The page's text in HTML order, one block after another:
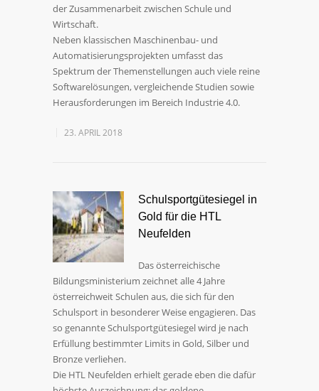
der Zusammenarbeit zwischen Schule und
Wirtschaft.
Neben klassischen Maschinenbau- und
Automatisierungsprojekten umfasst das
Spektrum der Themenstellungen auch viele reine
Softwarelösungen, vergleichende Studien sowie
Herausforderungen im Bereich Industrie 4.0.
23. APRIL 2018
Schulsportgütesiegel in
Gold für die HTL
Neufelden
Das österreichische
Bildungsministerium zeichnet alle 4 Jahre
österreichweit Schulen aus, die sich für den
Schulsport in besonderer Weise engagieren. Das
so genannte Schulsportgütesiegel wird je nach
Erfüllung bestimmter Limits in Gold, Silber und
Bronze verliehen.
Die HTL Neufelden erhielt gerade eben die dafür